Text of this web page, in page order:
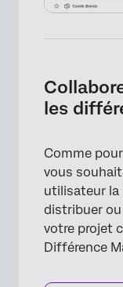
les
Comme
vous
utilisateur la
distribuer
votre projet
Différence